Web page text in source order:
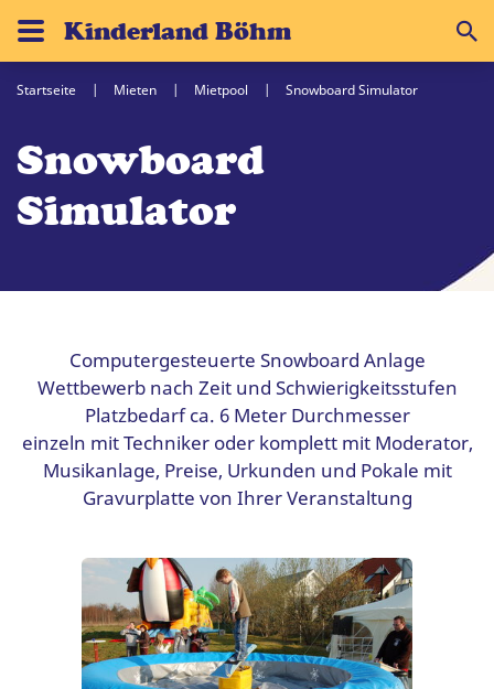
Kinderland Böhm
Startseite Mieten Mietpool Snowboard Simulator
Snowboard
Simulator
Computergesteuerte Snowboard Anlage
Wettbewerb nach Zeit und Schwierigkeitsstufen
Platzbedarf ca. 6 Meter Durchmesser
einzeln mit Techniker oder komplett mit Moderator,
Musikanlage, Preise, Urkunden und Pokale mit
Gravurplatte von Ihrer Veranstaltung